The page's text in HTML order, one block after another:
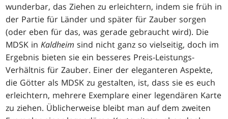
wunderbar, das Ziehen zu erleichtern, indem sie früh in
der Partie für Länder und später für Zauber sorgen
(oder eben für das, was gerade gebraucht wird). Die
MDSK inKaldheim sind nicht ganz so vielseitig, doch im
Ergebnis bieten sie ein besseres Preis-Leistungs-
Verhältnis für Zauber. Einer der eleganteren Aspekte,
die Götter als MDSK zu gestalten, ist, dass sie es euch
erleichtern, mehrere Exemplare einer legendären Karte
zu ziehen. Üblicherweise bleibt man auf dem zweiten